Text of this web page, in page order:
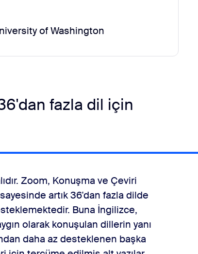
of Washington
fazla dil için
Zoom, Konuşma ve Çeviri
artık 36'dan fazla dilde
Buna İngilizce,
olarak konuşulan dillerin yanı
daha az desteklenen başka